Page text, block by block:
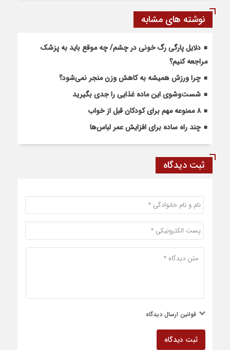
نوشته های مشابه
دلایل پارگی رگ خونی در چشم/ چه موقع باید به پزشک
مراجعه کنیم؟
چرا ورزش همیشه به کاهش وزن منجر نمی‌شود؟
شست‌وشوی این ماده غذایی را جدی بگیرید
۸ ممنوعه مهم برای کودکان قبل از خواب
چند راه ساده برای افزایش عمر لباس‌ها
ثبت دیدگاه
قوانین ارسال دیدگاه
ثبت دیدگاه